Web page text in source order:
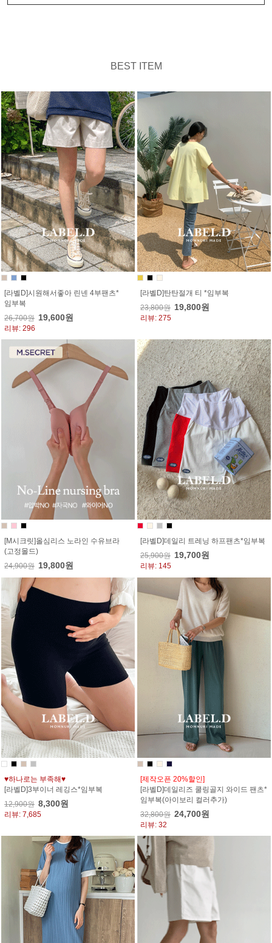
BEST ITEM
[라벨D]시원해서좋아 린넨 4부팬츠*
임부복
26,700원 19,600원
리뷰: 296
[라벨D]탄탄절개 티 *임부복
23,800원 19,800원
리뷰: 275
[M시크릿]올심리스 노라인 수유브라
(고정몰드)
24,900원 19,800원
[라벨D]데일리 트레닝 하프팬츠*임부복
25,900원 19,700원
리뷰: 145
♥하나로는 부족해♥
[라벨D]3부이너 레깅스*임부복
12,900원 8,300원
리뷰: 7,685
[제작오픈 20%할인]
[라벨D]데일리즈 쿨링골지 와이드 팬츠*
임부복(아이보리 컬러추가)
32,800원 24,700원
리뷰: 32